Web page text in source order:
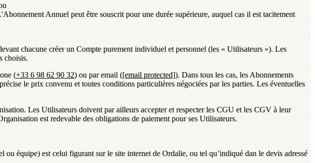
Annuel peut être souscrit pour une durée supérieure, auquel cas il est tacitement
chacune créer un Compte purement individuel et personnel (les « Utilisateurs »). Les
choisis.
(+33 6 98 62 90 32) ou par email ([email protected]). Dans tous les cas, les Abonnements
le prix convenu et toutes conditions particulières négociées par les parties. Les éventuelles
Les Utilisateurs doivent par ailleurs accepter et respecter les CGU et les CGV à leur
est redevable des obligations de paiement pour ses Utilisateurs.
équipe) est celui figurant sur le site internet de Ordalie, ou tel qu’indiqué dan le devis adressé